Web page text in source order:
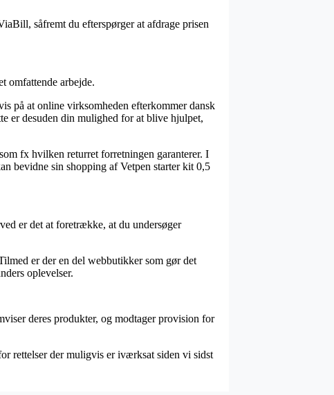
såfremt du efterspørger at afdrage prisen
omfattende arbejde.
på at online virksomheden efterkommer dansk
er desuden din mulighed for at blive hjulpet,
fx hvilken returret forretningen garanterer. I
bevidne sin shopping af Vetpen starter kit 0,5
er det at foretrække, at du undersøger
er der en del webbutikker som gør det
oplevelser.
deres produkter, og modtager provision for
rettelser der muligvis er iværksat siden vi sidst